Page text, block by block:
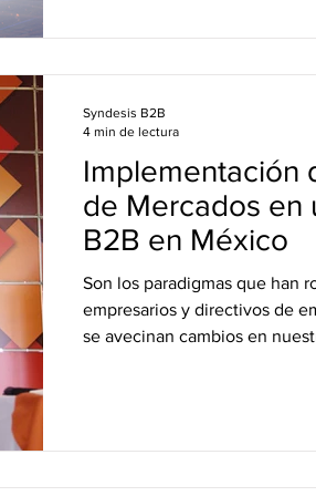
Implementación
de Mercados en
B2B en México
Son los paradigmas que han
empresarios y directivos de
se avecinan cambios en
Syndesis B2B
4 min de lectura